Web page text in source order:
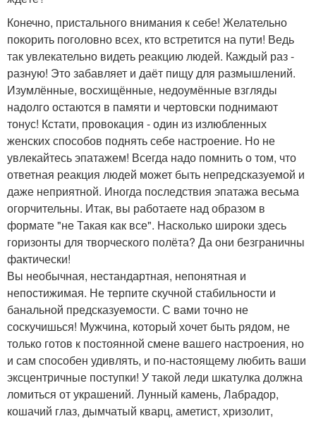
Конечно, пристального внимания к себе! Желательно
покорить поголовно всех, кто встретится на пути! Ведь
так увлекательно видеть реакцию людей. Каждый раз -
разную! Это забавляет и даёт пищу для размышлений.
Изумлённые, восхищённые, недоумённые взгляды
надолго остаются в памяти и чертовски поднимают
тонус! Кстати, провокация - один из излюбленных
женских способов поднять себе настроение. Но не
увлекайтесь эпатажем! Всегда надо помнить о том, что
ответная реакция людей может быть непредсказуемой и
даже неприятной. Иногда последствия эпатажа весьма
огорчительны. Итак, вы работаете над образом в
формате "не Такая как все". Насколько широки здесь
горизонты для творческого полёта? Да они безграничны
фактически!
Вы необычная, нестандартная, непонятная и
непостижимая. Не терпите скучной стабильности и
банальной предсказуемости. С вами точно не
соскучишься! Мужчина, который хочет быть рядом, не
только готов к постоянной смене вашего настроения, но
и сам способен удивлять, и по-настоящему любить ваши
эксцентричные поступки! У такой леди шкатулка должна
ломиться от украшений. Лунный камень, Лабрадор,
кошачий глаз, дымчатый кварц, аметист, хризолит,